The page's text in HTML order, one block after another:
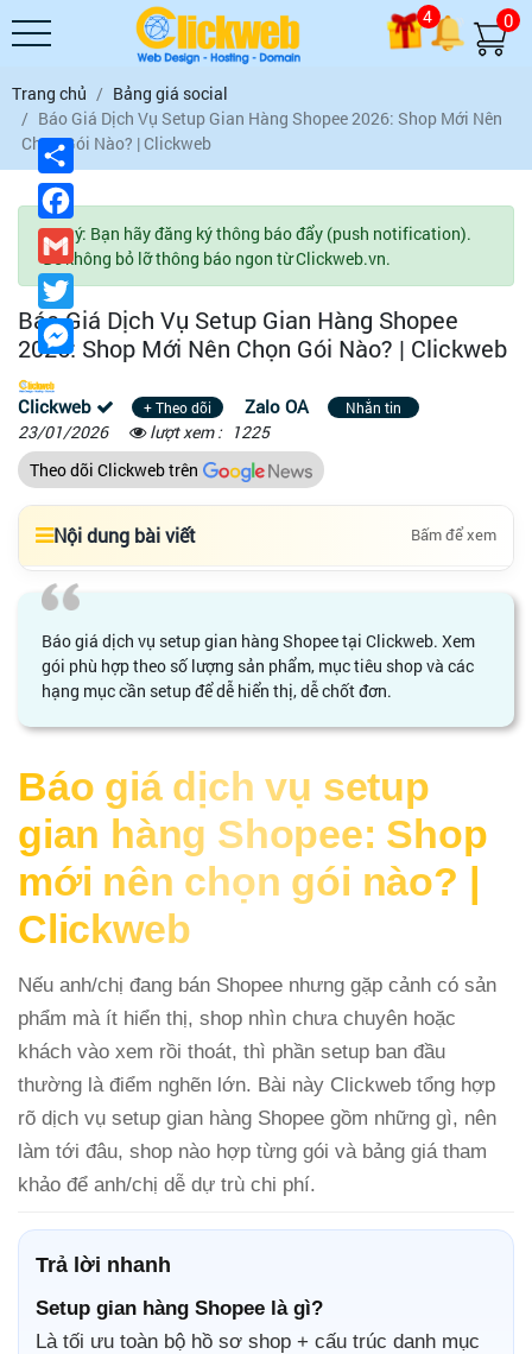
4 0
Trang chủ
Bảng giá social
Báo Giá Dịch Vụ Setup Gian Hàng Shopee 2026: Shop Mới Nên
Chọn Gói Nào? | Clickweb
Lưu ý: Bạn hãy đăng ký thông báo đẩy (push notification).
Để không bỏ lỡ thông báo ngon từ Clickweb.vn.
Báo Giá Dịch Vụ Setup Gian Hàng Shopee
2026: Shop Mới Nên Chọn Gói Nào? | Clickweb
Clickweb + Theo dõi Zalo OA Nhắn tin
23/01/2026 lượt xem : 1225
Theo dõi Clickweb trên
Nội dung bài viết Bấm để xem
Báo giá dịch vụ setup gian hàng Shopee tại Clickweb. Xem
gói phù hợp theo số lượng sản phẩm, mục tiêu shop và các
hạng mục cần setup để dễ hiển thị, dễ chốt đơn.
Báo giá dịch vụ setup
gian hàng Shopee: Shop
mới nên chọn gói nào? |
Clickweb
Nếu anh/chị đang bán Shopee nhưng gặp cảnh có sản
phẩm mà ít hiển thị, shop nhìn chưa chuyên hoặc
khách vào xem rồi thoát, thì phần setup ban đầu
thường là điểm nghẽn lớn. Bài này Clickweb tổng hợp
rõ dịch vụ setup gian hàng Shopee gồm những gì, nên
làm tới đâu, shop nào hợp từng gói và bảng giá tham
khảo để anh/chị dễ dự trù chi phí.
Trả lời nhanh
Setup gian hàng Shopee là gì?
Là tối ưu toàn bộ hồ sơ shop + cấu trúc danh mục
Chia
sẻ
Gmail
Twitter
Messenger